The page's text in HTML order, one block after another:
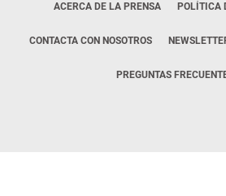
ACERCA DE LA PRENSA POLÍTICA
CONTACTA CON NOSOTROS
PREGUNTAS